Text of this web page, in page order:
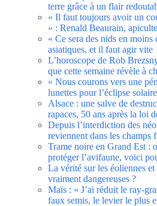
terre grâce à un flair
« Il faut toujours avoir un
» : Renald Beaurain,
« Ce sera des nids en
asiatiques, et il faut agir vite
L’horoscope de Rob
que cette semaine révèle à
« Nous courons vers une
lunettes pour l’éclipse
Alsace : une salve de
rapaces, 50 ans après la loi
Depuis l’interdiction des
reviennent dans les champs
Trame noire en Grand Est :
protéger l’avifaune, voici
La vérité sur les éoliennes
vraiment dangereuses ?
Maïs : « J’ai réduit le ray-
faux semis, le levier le plus